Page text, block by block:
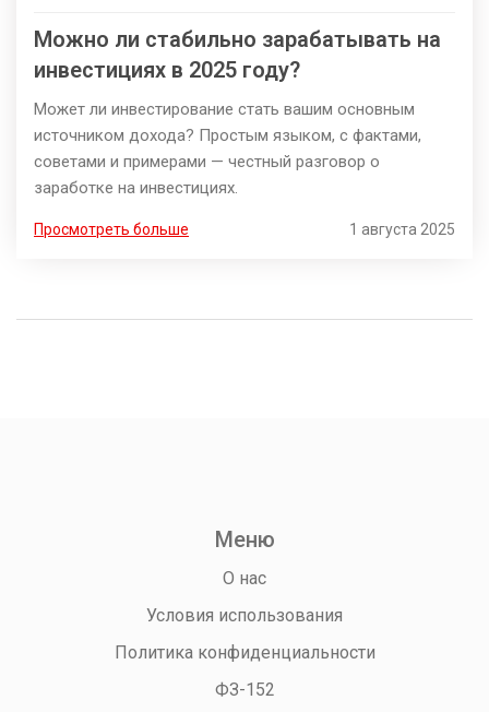
Можно ли стабильно зарабатывать на
инвестициях в 2025 году?
Может ли инвестирование стать вашим основным
источником дохода? Простым языком, с фактами,
советами и примерами — честный разговор о
заработке на инвестициях.
Просмотреть больше 1 августа 2025
Меню
О нас
Условия использования
Политика конфиденциальности
ФЗ-152